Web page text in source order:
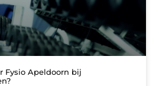
Fysio Apeldoorn bij